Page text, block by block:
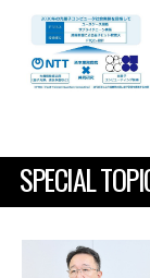
SPECIAL